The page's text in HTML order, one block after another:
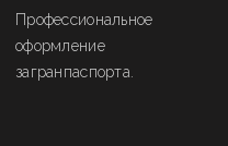
Профессиональное
оформление
загранпаспорта.